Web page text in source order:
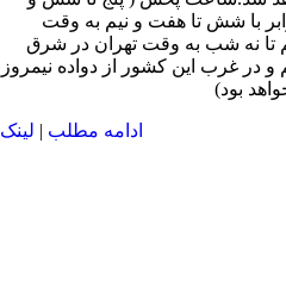
با شش تا هفت و نيم به وقت
تا نه شب به وقت تهران در شرق
و در غرب اين كشور از دواده نيمروز
بود)
ادامه مطلب | لينک